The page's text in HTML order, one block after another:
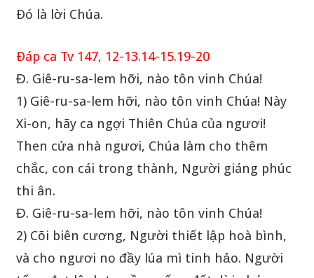
Ðó là lời Chúa.
Ðáp ca Tv 147, 12-13.14-15.19-20
Đ. Giê-ru-sa-lem hỡi, nào tôn vinh Chúa!
1) Giê-ru-sa-lem hỡi, nào tôn vinh Chúa! Này
Xi-on, hãy ca ngợi Thiên Chúa của ngươi!
Then cửa nhà ngươi, Chúa làm cho thêm
chắc, con cái trong thành, Người giáng phúc
thi ân.
Đ. Giê-ru-sa-lem hỡi, nào tôn vinh Chúa!
2) Cõi biên cương, Người thiết lập hoà bình,
và cho ngươi no đầy lúa mì tinh hảo. Người